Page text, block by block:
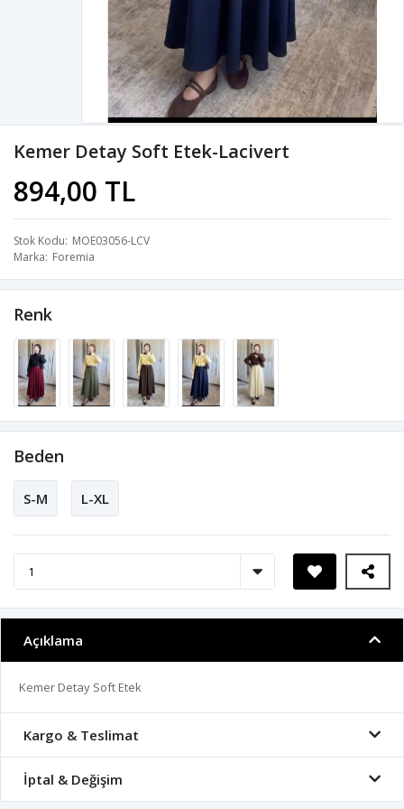
Kemer Detay Soft Etek-Lacivert
894,00 TL
Stok Kodu MOE03056-LCV
Marka Foremia
Renk
Beden
S-M L-XL
Açıklama
Kemer Detay Soft Etek
Kargo & Teslimat
İptal & Değişim